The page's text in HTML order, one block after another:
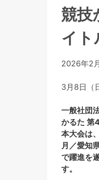
競技
イト
2026年2
3月8日（
一般社団
かるた 第
本大会は
月／愛知
で躍進を
す。